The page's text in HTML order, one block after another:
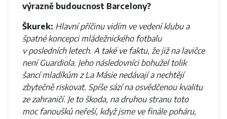
výrazně budoucnost Barcelony?
Škurek: Hlavní příčinu vidím ve vedení klubu a
špatné koncepci mládežnického fotbalu
v posledních letech. A také ve faktu, že již na lavičce
není Guardiola. Jeho následovníci bohužel tolik
šancí mladíkům z La Másie nedávají a nechtějí
zbytečně riskovat. Spíše sází na osvědčenou kvalitu
ze zahraničí. Je to škoda, na druhou stranu toto
moc fanoušků neřeší, když jsme ve finále poháru,